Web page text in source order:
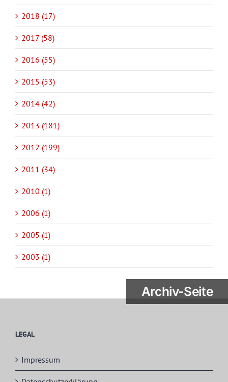
2018 (17)
2017 (58)
2016 (55)
2015 (53)
2014 (42)
2013 (181)
2012 (199)
2011 (34)
2010 (1)
2006 (1)
2005 (1)
2003 (1)
LEGAL
Impressum
Archiv-Seite